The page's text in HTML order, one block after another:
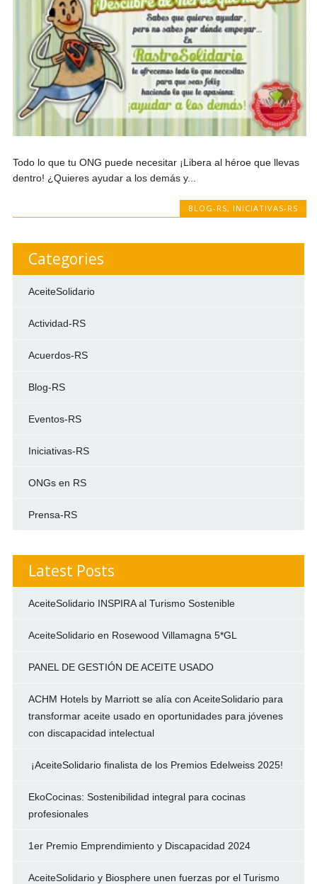
Todo lo que tu ONG puede necesitar ¡Libera al héroe que llevas
dentro! ¿Quieres ayudar a los demás y...
BLOG-RS, INICIATIVAS-RS
Categories
AceiteSolidario
Actividad-RS
Acuerdos-RS
Blog-RS
Eventos-RS
Iniciativas-RS
ONGs en RS
Prensa-RS
Latest Posts
AceiteSolidario INSPIRA al Turismo Sostenible
AceiteSolidario en Rosewood Villamagna 5*GL
PANEL DE GESTIÓN DE ACEITE USADO
ACHM Hotels by Marriott se alía con AceiteSolidario para
transformar aceite usado en oportunidades para jóvenes
con discapacidad intelectual
¡AceiteSolidario finalista de los Premios Edelweiss 2025!
EkoCocinas: Sostenibilidad integral para cocinas
profesionales
1er Premio Emprendimiento y Discapacidad 2024
AceiteSolidario y Biosphere unen fuerzas por el Turismo